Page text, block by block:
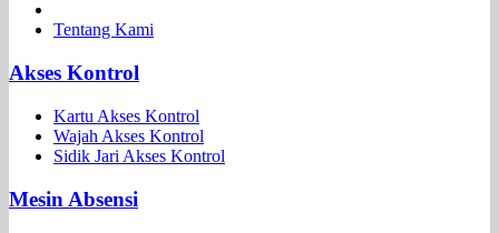
Tentang Kami
Akses Kontrol
Kartu Akses Kontrol
Wajah Akses Kontrol
Sidik Jari Akses Kontrol
Mesin Absensi